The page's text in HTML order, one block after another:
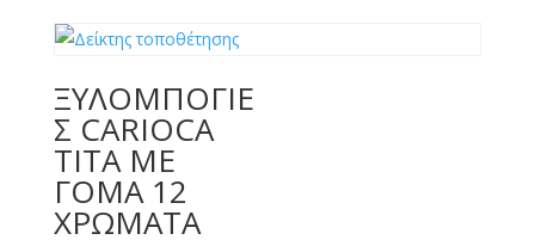
ΞΥΛΟΜΠΟΓΙΕ
Σ CARIOCA
TITA ΜΕ
ΓΟΜΑ 12
ΧΡΩΜΑΤΑ